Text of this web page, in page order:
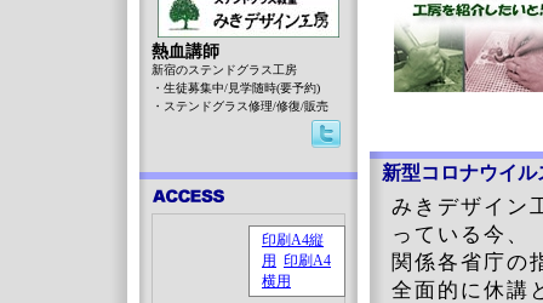
新型コロナウイ
みきデザイン
っている今、
関係各省庁の
全面的に休講
熱血講師
新宿のステンドグラス工房
・生徒募集中/見学随時(要予約)
・ステンドグラス修理/修復/販売